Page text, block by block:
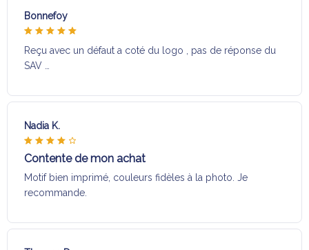
Bonnefoy
Reçu avec un défaut a coté du logo , pas de réponse du
SAV …
Nadia K.
Contente de mon achat
Motif bien imprimé, couleurs fidèles à la photo. Je
recommande.